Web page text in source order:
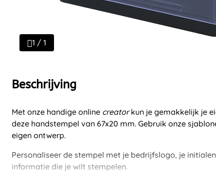
1 / 1
Beschrijving
Met onze handige online creatorkun je gemakkelijk je
deze handstempel van 67x20 mm. Gebruik onze
eigen ontwerp.
Personaliseer de stempel met je bedrijfslogo, je
informatie die je wilt stempelen.